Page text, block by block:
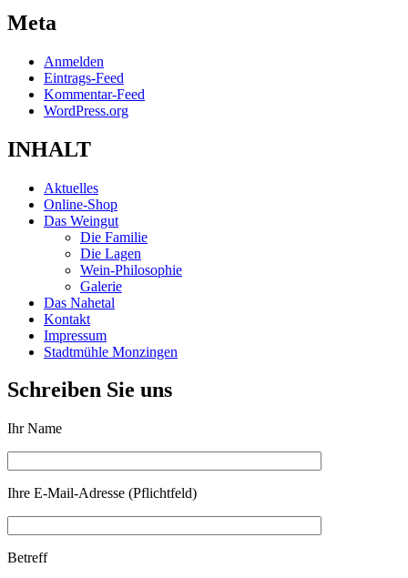
Meta
Anmelden
Eintrags-Feed
Kommentar-Feed
WordPress.org
INHALT
Aktuelles
Online-Shop
Das Weingut
Die Familie
Die Lagen
Wein-Philosophie
Galerie
Das Nahetal
Kontakt
Impressum
Stadtmühle Monzingen
Schreiben Sie uns
Ihr Name
Ihre E-Mail-Adresse (Pflichtfeld)
Betreff